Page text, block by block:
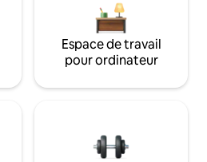
Espace de travail
pour ordinateur